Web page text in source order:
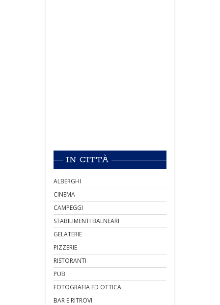
IN CITTÀ
ALBERGHI
CINEMA
CAMPEGGI
STABILIMENTI BALNEARI
GELATERIE
PIZZERIE
RISTORANTI
PUB
FOTOGRAFIA ED OTTICA
BAR E RITROVI